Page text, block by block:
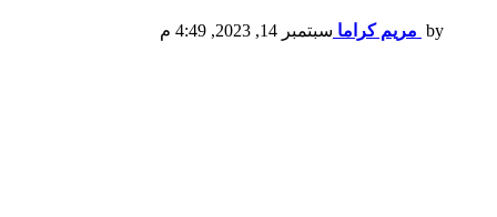
by مريم كراما سبتمبر 14, 2023, 4:49 م